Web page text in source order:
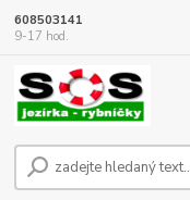
608503141
9-17 hod.